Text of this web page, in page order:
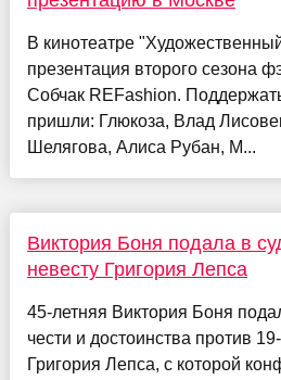
В кинотеатре
презентация второго сезона
Собчак REFashion.
пришли: Глюкоза, Влад
Шелягова, Алиса Рубан, М...
Виктория Боня подала в
невесту Григория Лепса
45-летняя Виктория Боня
чести и достоинства против
Григория Лепса, с которой